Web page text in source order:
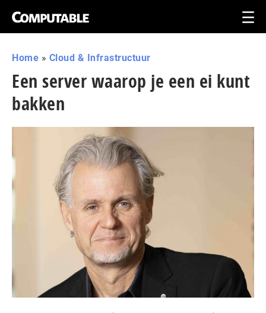
Home » Cloud & Infrastructuur
Een server waarop je een ei kunt
bakken